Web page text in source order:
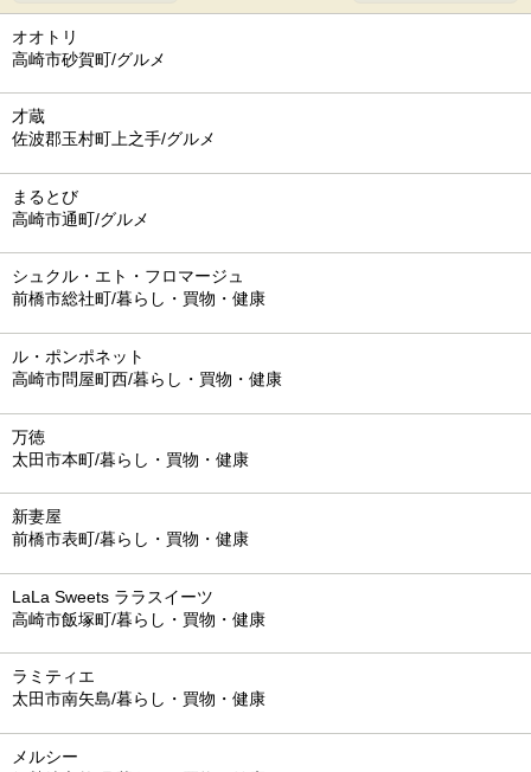
オオトリ
高崎市砂賀町/グルメ
才蔵
佐波郡玉村町上之手/グルメ
まるとび
高崎市通町/グルメ
シュクル・エト・フロマージュ
前橋市総社町/暮らし・買物・健康
ル・ポンポネット
高崎市問屋町西/暮らし・買物・健康
万徳
太田市本町/暮らし・買物・健康
新妻屋
前橋市表町/暮らし・買物・健康
LaLa Sweets ララスイーツ
高崎市飯塚町/暮らし・買物・健康
ラミティエ
太田市南矢島/暮らし・買物・健康
メルシー